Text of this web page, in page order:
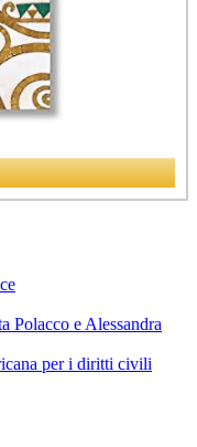
Polacco e Alessandra
per i diritti civili